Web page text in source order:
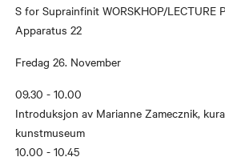
S for Suprainfinit WORSKHOP/LECTURE
Apparatus 22
Fredag 26. November
09.30 - 10.00
Introduksjon av Marianne Zamecznik,
kunstmuseum
10.00 - 10.45